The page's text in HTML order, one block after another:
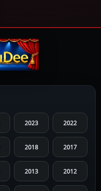
2023 2022
2018 2017
2013 2012